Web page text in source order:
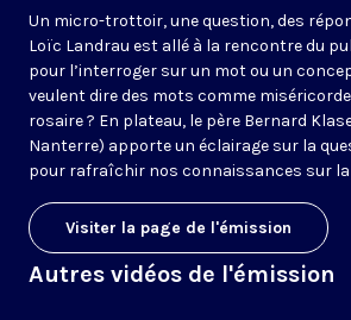
Un micro-trottoir, une question, des
Loïc Landrau est allé à la rencontre du
pour l’interroger sur un mot ou un
veulent dire des mots comme
rosaire ? En plateau, le père Bernard
Nanterre) apporte un éclairage sur la
pour rafraîchir nos connaissances sur
Visiter la page de l'émission
Autres vidéos de l'émission